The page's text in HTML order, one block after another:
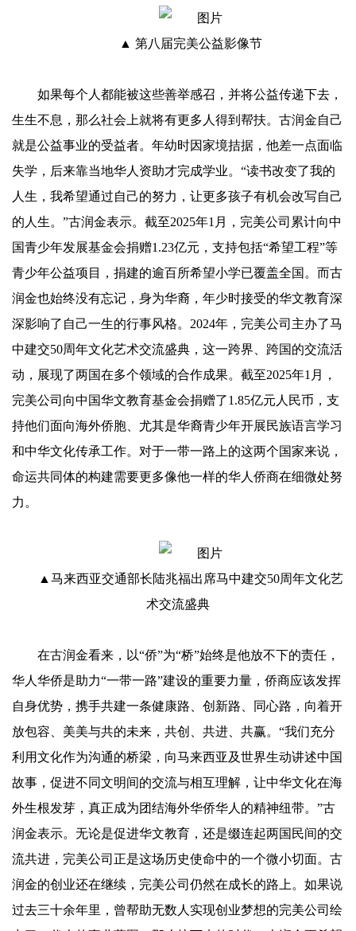
▲ 第八届完美公益影像节
如果每个人都能被这些善举感召，并将公益传递下去，
生生不息，那么社会上就将有更多人得到帮扶。古润金自己
就是公益事业的受益者。年幼时因家境拮据，他差一点面临
失学，后来靠当地华人资助才完成学业。“读书改变了我的
人生，我希望通过自己的努力，让更多孩子有机会改写自己
的人生。”古润金表示。截至2025年1月，完美公司累计向中
国青少年发展基金会捐赠1.23亿元，支持包括“希望工程”等
青少年公益项目，捐建的逾百所希望小学已覆盖全国。而古
润金也始终没有忘记，身为华裔，年少时接受的华文教育深
深影响了自己一生的行事风格。2024年，完美公司主办了马
中建交50周年文化艺术交流盛典，这一跨界、跨国的交流活
动，展现了两国在多个领域的合作成果。截至2025年1月，
完美公司向中国华文教育基金会捐赠了1.85亿元人民币，支
持他们面向海外侨胞、尤其是华裔青少年开展民族语言学习
和中华文化传承工作。对于一带一路上的这两个国家来说，
命运共同体的构建需要更多像他一样的华人侨商在细微处努
力。
▲马来西亚交通部长陆兆福出席马中建交50周年文化艺
术交流盛典
在古润金看来，以“侨”为“桥”始终是他放不下的责任，
华人华侨是助力“一带一路”建设的重要力量，侨商应该发挥
自身优势，携手共建一条健康路、创新路、同心路，向着开
放包容、美美与共的未来，共创、共进、共赢。“我们充分
利用文化作为沟通的桥梁，向马来西亚及世界生动讲述中国
故事，促进不同文明间的交流与相互理解，让中华文化在海
外生根发芽，真正成为团结海外华侨华人的精神纽带。”古
润金表示。无论是促进华文教育，还是缀连起两国民间的交
流共进，完美公司正是这场历史使命中的一个微小切面。古
润金的创业还在继续，完美公司仍然在成长的路上。如果说
过去三十余年里，曾帮助无数人实现创业梦想的完美公司绘